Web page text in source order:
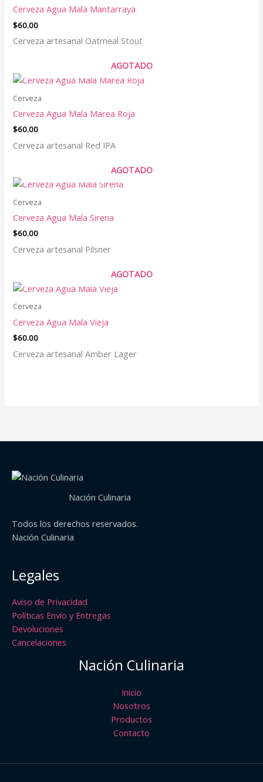
Cerveza Agua Mala Mantarraya
$60.00
Cerveza artesanal Oatmeal Stout
AGOTADO
Cerveza
Cerveza Agua Mala Marea Roja
$60.00
Cerveza artesanal Red IPA
AGOTADO
Cerveza
Cerveza Agua Mala Sirena
$60.00
Cerveza artesanal Pilsner
AGOTADO
Cerveza
Cerveza Agua Mala Vieja
$60.00
Cerveza artesanal Amber Lager
Nación Culinaria
Todos los derechos reservados.
Nación Culinaria
Legales
Aviso de Privacidad
Políticas Envío y Entregas
Devoluciones
Cancelaciones
Nación Culinaria
Inicio
Nosotros
Productos
Contacto